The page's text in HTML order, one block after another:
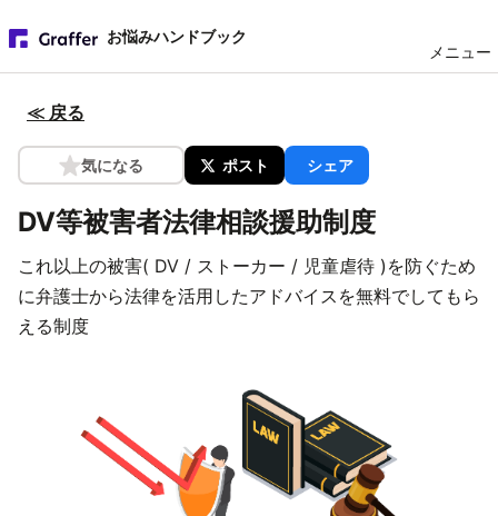
お悩みハンドブック
メニュー
≪ 戻る
気になる ポスト シェア
DV等被害者法律相談援助制度
これ以上の被害( DV / ストーカー / 児童虐待 )を防ぐため
に弁護士から法律を活用したアドバイスを無料でしてもら
える制度